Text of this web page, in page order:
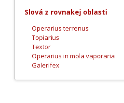
Slová z rovnakej oblasti
Operarius terrenus
Topiarius
Textor
Operarius in mola vaporaria
Galerifex